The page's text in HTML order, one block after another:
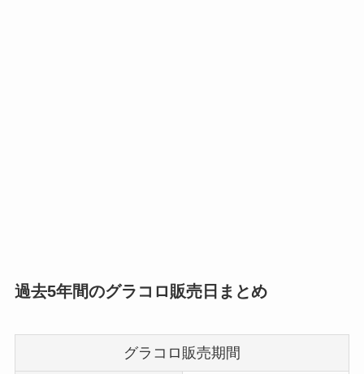
過去5年間のグラコロ販売日まとめ
グラコロ販売期間